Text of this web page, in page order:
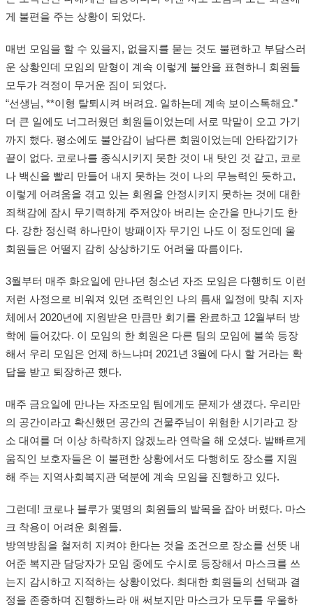
게 불편을 주는 상황이 되었다.
매번 모임을 할 수 있을지, 없을지를 묻는 것도 불편하고 부담스러
운 상황인데 모임의 맏형이 계속 이렇게 불안을 표현하니 회원들
모두가 걱정이 무거운 짐이 되었다.
“선생님, **이형 탈퇴시켜 버려요. 일하는데 계속 보이스톡해요.”
더 큰 일에도 너그러웠던 회원들이었는데 서로 막말이 오고 가기
까지 했다. 평소에도 불안감이 남다른 회원이었는데 안타깝기가
끝이 없다. 코로나를 종식시키지 못한 것이 내 탓인 것 같고, 코로
나 백신을 빨리 만들어 내지 못하는 것이 나의 무능력인 듯하고,
이렇게 어려움을 겪고 있는 회원을 안정시키지 못하는 것에 대한
죄책감에 잠시 무기력하게 주저앉아 버리는 순간을 만나기도 한
다. 강한 정신력 하나만이 방패이자 무기인 나도 이 정도인데 울
회원들은 어떨지 감히 상상하기도 어려울 따름이다.
3월부터 매주 화요일에 만나던 청소년 자조 모임은 다행히도 이런
저런 사정으로 비워져 있던 조력인인 나의 틈새 일정에 맞춰 지자
체에서 2020년에 지원받은 만큼만 회기를 완료하고 12월부터 방
학에 들어갔다. 이 모임의 한 회원은 다른 팀의 모임에 불쑥 등장
해서 우리 모임은 언제 하느냐며 2021년 3월에 다시 할 거라는 확
답을 받고 퇴장하곤 했다.
매주 금요일에 만나는 자조모임 팀에게도 문제가 생겼다. 우리만
의 공간이라고 확신했던 공간의 건물주님이 위험한 시기라고 장
소 대여를 더 이상 하락하지 않겠노라 연락을 해 오셨다. 발빠르게
움직인 보호자들은 이 불편한 상황에서도 다행히도 장소를 지원
해 주는 지역사회복지관 덕분에 계속 모임을 진행하고 있다.
그런데! 코로나 블루가 몇명의 회원들의 발목을 잡아 버렸다. 마스
크 착용이 어려운 회원들.
방역방침을 철저히 지켜야 한다는 것을 조건으로 장소를 선뜻 내
어준 복지관 담당자가 모임 중에도 수시로 등장해서 마스크를 쓰
는지 감시하고 지적하는 상황이었다. 최대한 회원들의 선택과 결
정을 존중하며 진행하느라 애 써보지만 마스크가 모두를 우울하